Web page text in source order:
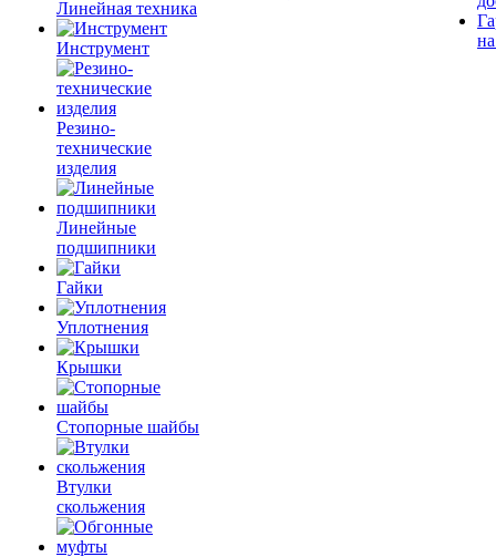
Линейная техника
Инструмент
Резино-
технические
изделия
Линейные
подшипники
Гайки
Уплотнения
Крышки
Стопорные шайбы
Втулки
скольжения